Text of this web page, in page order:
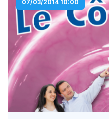
07/03/2014 10:00